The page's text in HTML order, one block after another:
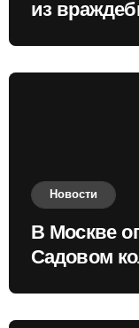
из
Новости
В Москве
Садовом